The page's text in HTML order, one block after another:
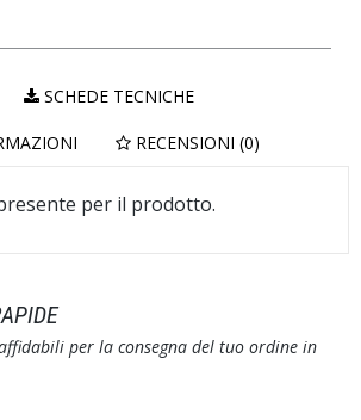
SCHEDE TECNICHE
RECENSIONI (0)
per il prodotto.
per la consegna del tuo ordine in